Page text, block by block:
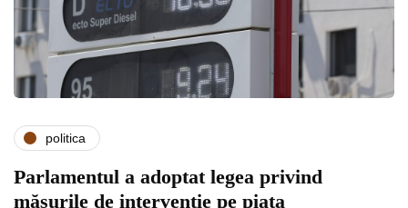
politica
Parlamentul a adoptat legea privind
măsurile de intervenție pe piața